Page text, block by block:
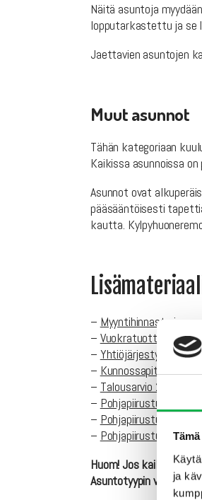
ja
Näitä asuntoja
lopputarkastettu ja se
Jaettavien asuntojen
Muut asunnot
Tähän kategoriaan
Kaikissa asunnoissa
Asunnot ovat
pääsääntöisesti
kautta.
– Myyntihinnasto ja
– Vuokratuottolaskelma
– Yhtiöjärjestys
–
– Talousarvio 2016-2017
– Pohjapiirustus
– Pohjapiirustus 1-3.
– Pohjapiirustus 4.
Huom! Jos kaikki
Asuntotyypin